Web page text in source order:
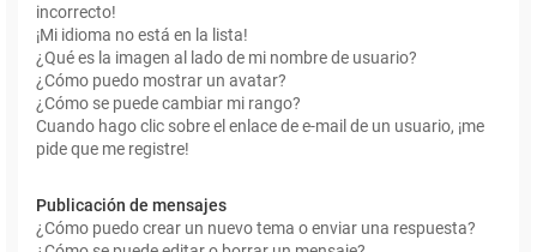
incorrecto!
¡Mi idioma no está en la lista!
¿Qué es la imagen al lado de mi nombre de usuario?
¿Cómo puedo mostrar un avatar?
¿Cómo se puede cambiar mi rango?
Cuando hago clic sobre el enlace de e-mail de un usuario, ¡me
pide que me registre!
Publicación de mensajes
¿Cómo puedo crear un nuevo tema o enviar una respuesta?